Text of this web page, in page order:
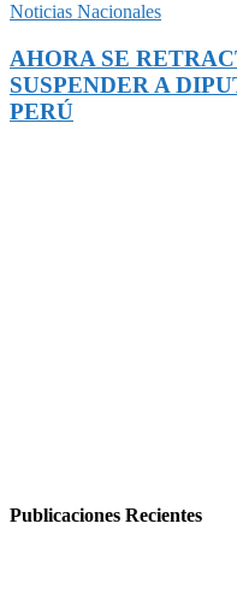
Noticias Nacionales
AHORA SE
SUSPENDER A
PERÚ
Publicaciones Recientes